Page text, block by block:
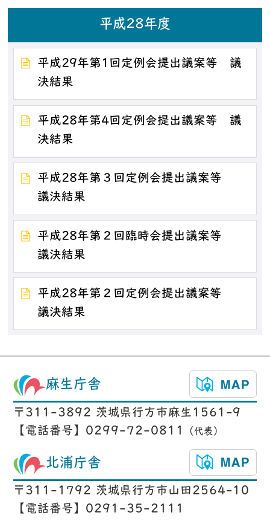
平成28年度
平成29年第1回定例会提出議案等 議
決結果
平成28年第4回定例会提出議案等 議
決結果
平成28年第３回定例会提出議案等
議決結果
平成28年第２回臨時会提出議案等
議決結果
平成28年第２回定例会提出議案等
議決結果
麻生庁舎
〒311-3892 茨城県行方市麻生1561-9
【電話番号】0299-72-0811
（代表）
北浦庁舎
〒311-1792 茨城県行方市山田2564-10
【電話番号】0291-35-2111